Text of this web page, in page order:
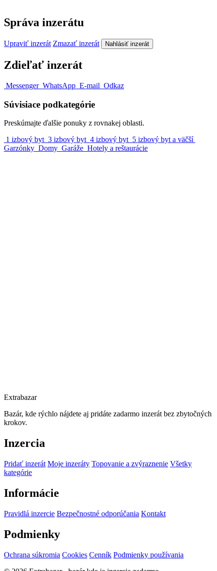
Správa inzerátu
Upraviť inzerát Zmazať inzerát Nahlásiť inzerát
Zdieľať inzerát
Messenger WhatsApp E-mail Odkaz
Súvisiace podkategórie
Preskúmajte ďalšie ponuky z rovnakej oblasti.
1 izbový byt 3 izbový byt 4 izbový byt 5 izbový byt a väčší
Garzónky Domy Garáže Hotely a reštaurácie
Extrabazar
Bazár, kde rýchlo nájdete aj pridáte zadarmo inzerát bez zbytočných
krokov.
Inzercia
Pridať inzerát Moje inzeráty Topovanie a zvýraznenie Všetky
kategórie
Informácie
Pravidlá inzercie Bezpečnostné odporúčania Kontakt
Podmienky
Ochrana súkromia Cookies Cenník Podmienky používania